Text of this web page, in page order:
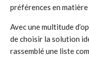
préférences en
Avec une multitude
de choisir la solution
rassemblé une liste